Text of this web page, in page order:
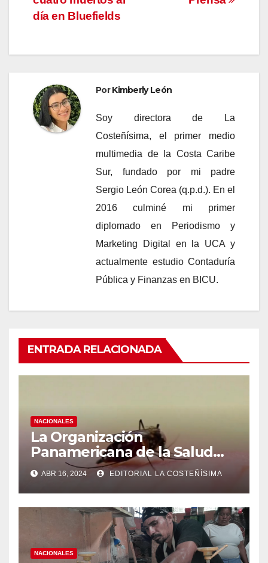
de
día en Bluefields
PorKimberly León
Soy directora de La
Costeñísima, el primer medio
multimedia de la Costa Caribe
Sur, fundado por mi padre
Sergio León Corea (q.p.d.). En el
2016 culminé mi primer
diplomado en Periodismo y
Marketing Digital en la UCA y
actualmente estudio Contaduría
Pública y Finanzas en BICU.
ENTRADA RELACIONADA
NACIONALES
La Organización
Panamericana de la Salud
(OPS), recomienda reforzar
medidas ante el aumento de
casos de dengue
ABR 16, 2024 EDITORIAL LA COSTEÑÍSIMA
NACIONALES